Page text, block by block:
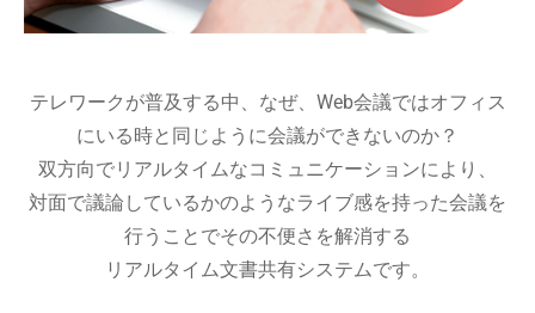
テレワークが普及する中、なぜ、Web会議ではオフィス
にいる時と同じように会議ができないのか？
双方向でリアルタイムなコミュニケーションにより、
対面で議論しているかのようなライブ感を持った会議を
行うことでその不便さを解消する
リアルタイム文書共有システムです。